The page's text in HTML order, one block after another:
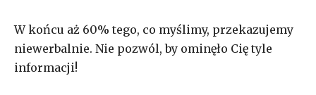
W końcu aż 60% tego, co myślimy, przekazujemy
niewerbalnie. Nie pozwól, by ominęło Cię tyle
informacji!